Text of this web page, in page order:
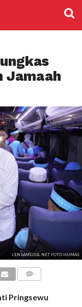
Jamaah
LENSAMEDIA. NET FOTO HUMAS
Pringsewu